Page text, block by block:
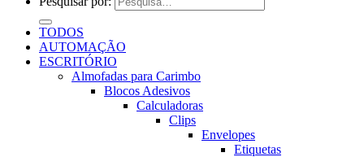
TODOS
AUTOMAÇÃO
ESCRITÓRIO
Almofadas para Carimbo
Blocos Adesivos
Calculadoras
Clips
Envelopes
Etiquetas